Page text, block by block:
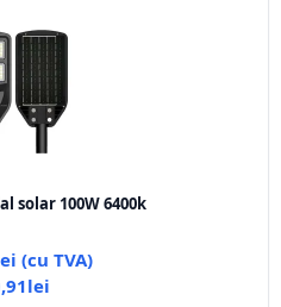
solar 100W 6400k
(cu TVA)